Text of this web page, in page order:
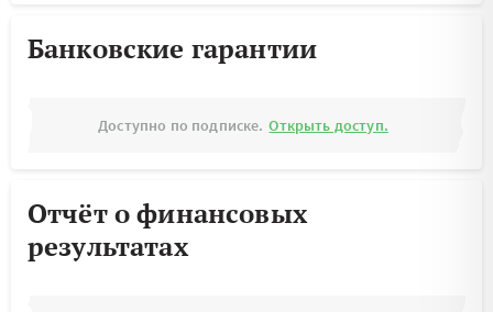
Банковские гарантии
Доступно по подписке. Открыть доступ.
Отчёт о финансовых
результатах